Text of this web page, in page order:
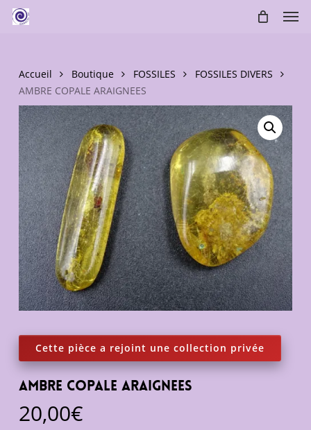
main
Accueil Boutique FOSSILES
FOSSILES DIVERS
AMBRE COPALE ARAIGNEES
AMBRE COPALE ARAIGNEES
20,00€